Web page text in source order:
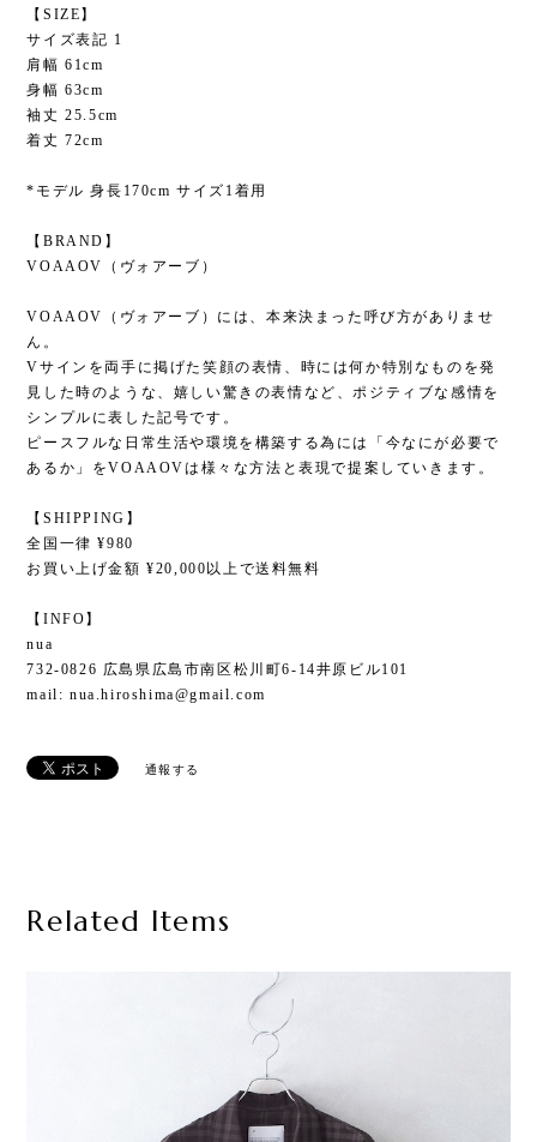
【SIZE】
サイズ表記 1
肩幅 61cm
身幅 63cm
袖丈 25.5cm
着丈 72cm
*モデル 身長170cm サイズ1着用
【BRAND】
VOAAOV（ヴォアーブ）
VOAAOV（ヴォアーブ）には、本来決まった呼び方がありませ
ん。
Vサインを両手に掲げた笑顔の表情、時には何か特別なものを発
見した時のような、嬉しい驚きの表情など、ポジティブな感情を
シンプルに表した記号です。
ピースフルな日常生活や環境を構築する為には「今なにが必要で
あるか」をVOAAOVは様々な方法と表現で提案していきます。
【SHIPPING】
全国一律 ¥980
お買い上げ金額 ¥20,000以上で送料無料
【INFO】
nua
732-0826 広島県広島市南区松川町6-14井原ビル101
mail: nua.hiroshima@gmail.com
通報する
Related Items